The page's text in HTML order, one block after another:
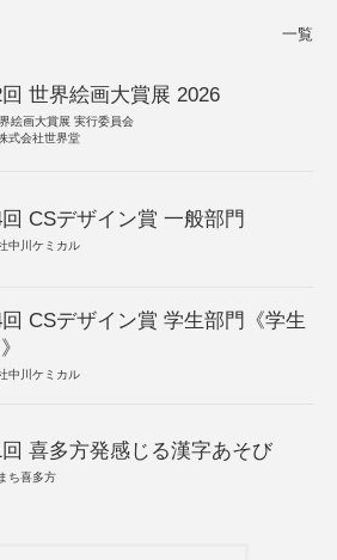
一覧
世界絵画大賞展 2026
絵画大賞展 実行委員会
式会社世界堂
CSデザイン賞 一般部門
中川ケミカル
CSデザイン賞 学生部門《学生
中川ケミカル
喜多方発感じる漢字あそび
ち喜多方